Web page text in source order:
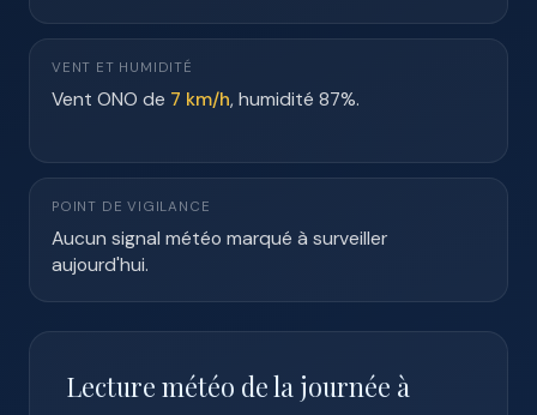
VENT ET HUMIDITÉ
Vent ONO de 7 km/h, humidité 87%.
POINT DE VIGILANCE
Aucun signal météo marqué à surveiller
aujourd'hui.
Lecture météo de la journée à